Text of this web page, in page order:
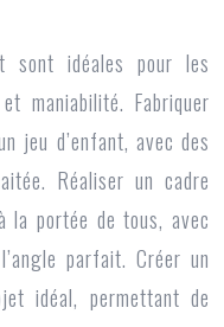
sont idéales pour les
maniabilité. Fabriquer
jeu d’enfant, avec des
Réaliser un cadre
la portée de tous, avec
parfait. Créer un
idéal, permettant de